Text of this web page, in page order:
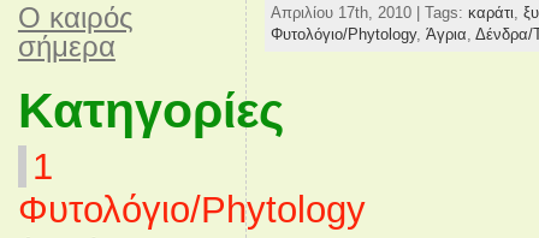
O καιρός
σήμερα
Κατηγορίες
1
Φυτολόγιο/Phytology
Απριλίου 17th, 2010 | Tags: καράτι
Φυτολόγιο/Phytology, Άγρια Δένδρα/